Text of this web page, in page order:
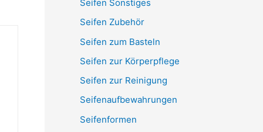
Seifen Sonstiges
Seifen Zubehör
Seifen zum Basteln
Seifen zur Körperpflege
Seifen zur Reinigung
Seifenaufbewahrungen
Seifenformen